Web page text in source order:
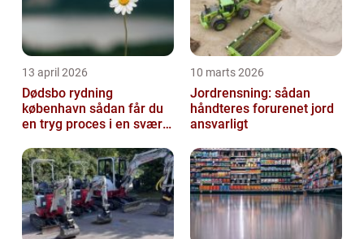
13 april 2026
Dødsbo rydning
københavn sådan får du
en tryg proces i en svær
10 marts 2026
Jordrensning: sådan
håndteres forurenet jord
ansvarligt